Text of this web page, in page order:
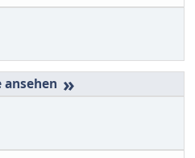
»